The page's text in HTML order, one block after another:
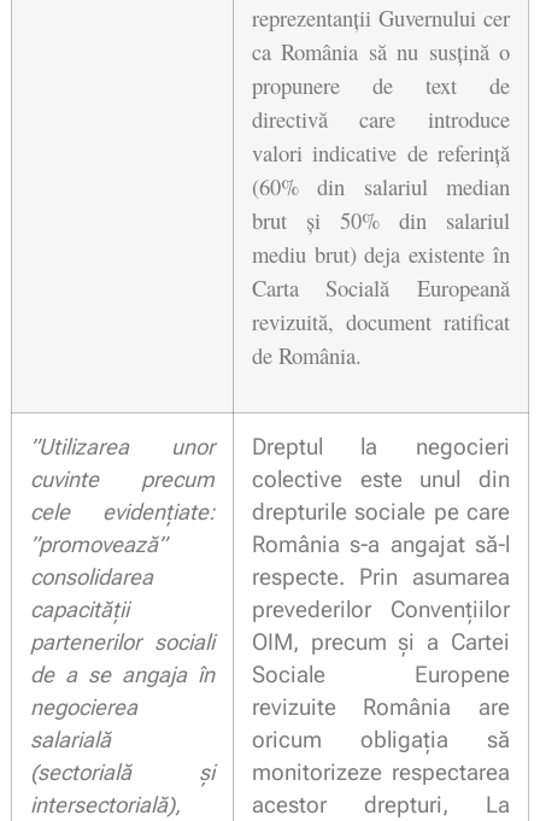
reprezentanții Guvernului cer
ca România să nu susțină o
propunere de text de
directivă care introduce
valori indicative de referință
(60% din salariul median
brut și 50% din salariul
mediu brut) deja existente în
Carta Socială Europeană
revizuită, document ratificat
de România.
”Utilizarea unor
cuvinte precum
cele evidențiate:
”promovează”
consolidarea
capacității
partenerilor sociali
de a se angaja în
negocierea
salarială
(sectorială și
intersectorială),
Dreptul la negocieri
colective este unul din
drepturile sociale pe care
România s-a angajat să-l
respecte. Prin asumarea
prevederilor Convențiilor
OIM, precum și a Cartei
Sociale Europene
revizuite România are
oricum obligația să
monitorizeze respectarea
acestor drepturi, La